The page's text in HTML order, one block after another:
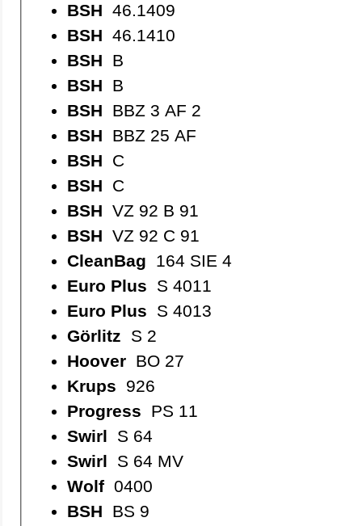
BSH 46.1409
BSH 46.1410
BSH B
BSH B
BSH BBZ 3 AF 2
BSH BBZ 25 AF
BSH C
BSH C
BSH VZ 92 B 91
BSH VZ 92 C 91
CleanBag 164 SIE 4
Euro Plus S 4011
Euro Plus S 4013
Görlitz S 2
HooverBO 27
Krups 926
Progress PS 11
Swirl S 64
Swirl S 64 MV
Wolf0400
BSH BS 9